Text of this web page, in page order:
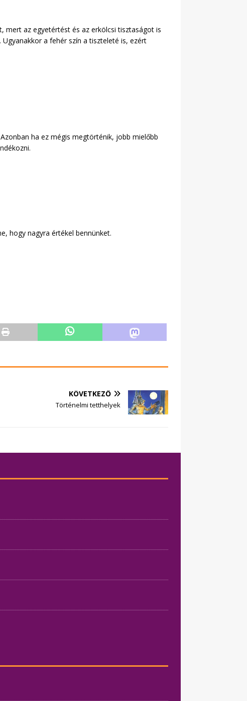
mert az egyetértést és az erkölcsi tisztaságot is
a fehér szín a tiszteleté is, ezért
ha ez mégis megtörténik, jobb mielőbb
hogy nagyra értékel bennünket.
KÖVETKEZŐ
Történelmi tetthelyek